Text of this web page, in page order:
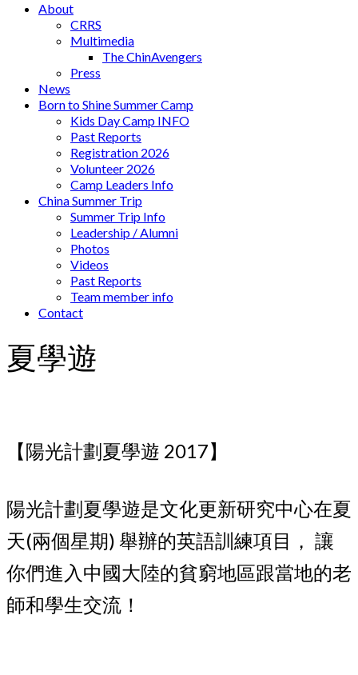
About
CRRS
Multimedia
The ChinAvengers
Press
News
Born to Shine Summer Camp
Kids Day Camp INFO
Past Reports
Registration 2026
Volunteer 2026
Camp Leaders Info
China Summer Trip
Summer Trip Info
Leadership / Alumni
Photos
Videos
Past Reports
Team member info
Contact
夏學遊
【陽光計劃夏學遊 2017】
陽光計劃夏學遊是文化更新研究中心在夏
天(兩個星期) 舉辦的英語訓練項目， 讓
你們進入中國大陸的貧窮地區跟當地的老
師和學生交流！